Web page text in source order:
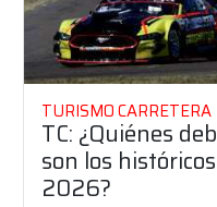
TURISMO CARRETERA
TC: ¿Quiénes
son los
2026?